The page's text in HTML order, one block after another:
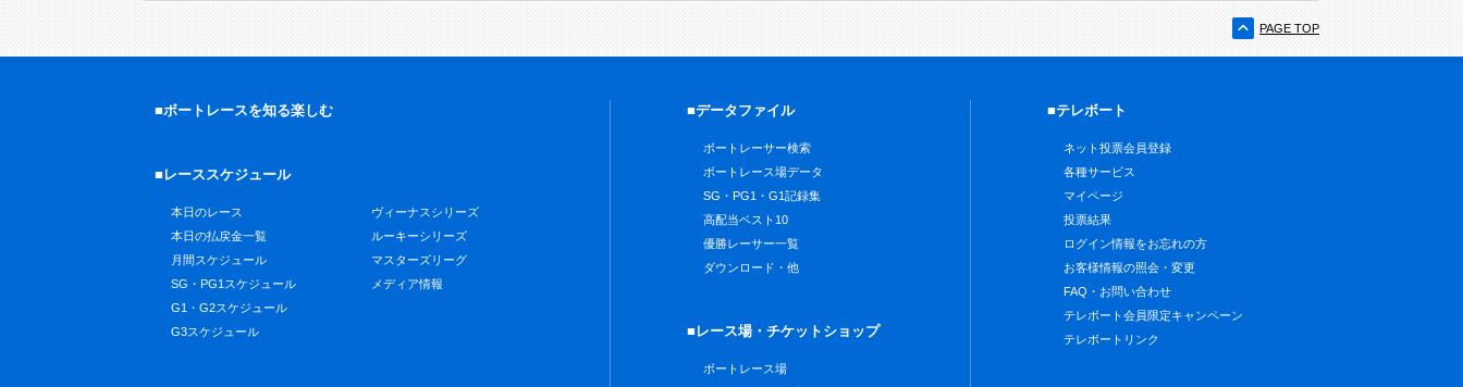
PAGE TOP
■ボートレースを知る楽しむ
■レーススケジュール
本日のレース
本日の払戻金一覧
月間スケジュール
SG・PG1スケジュール
G1・G2スケジュール
G3スケジュール
ヴィーナスシリーズ
ルーキーシリーズ
マスターズリーグ
メディア情報
■データファイル
ボートレーサー検索
ボートレース場データ
SG・PG1・G1記録集
高配当ベスト10
優勝レーサー一覧
ダウンロード・他
■レース場・チケットショップ
ボートレース場
■テレボート
ネット投票会員登録
各種サービス
マイページ
投票結果
ログイン情報をお忘れの方
お客様情報の照会・変更
FAQ・お問い合わせ
テレボート会員限定キャンペーン
テレボートリンク